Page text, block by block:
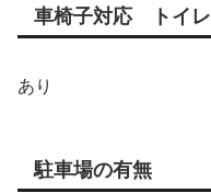
車椅子対応 トイレ
あり
駐車場の有無